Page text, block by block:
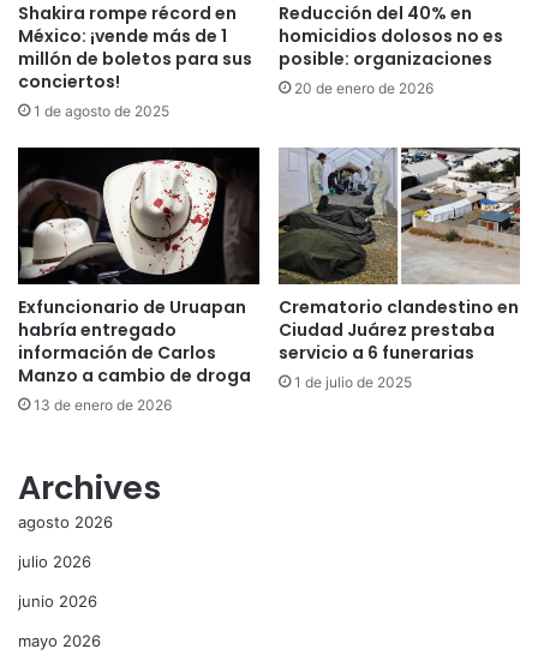
Shakira rompe récord en
México: ¡vende más de 1
millón de boletos para sus
conciertos!
1 de agosto de 2025
Reducción del 40% en
homicidios dolosos no es
posible: organizaciones
20 de enero de 2026
Exfuncionario de Uruapan
habría entregado
información de Carlos
Manzo a cambio de droga
13 de enero de 2026
Crematorio clandestino en
Ciudad Juárez prestaba
servicio a 6 funerarias
1 de julio de 2025
Archives
agosto 2026
julio 2026
junio 2026
mayo 2026